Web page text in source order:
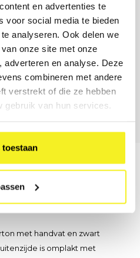
en advertenties te
voor social media te bieden
analyseren. Ook delen we
onze site met onze
adverteren en analyse. Deze
combineren met andere
verstrekt of die ze hebben
van hun services.
staat klaar.
formaat, materiaal en
met handvat en zwart
is omplakt met